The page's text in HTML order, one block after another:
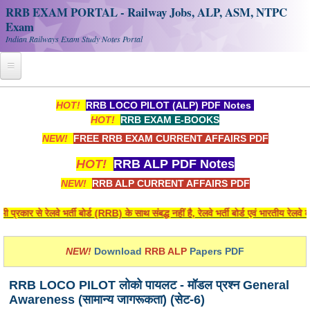
RRB EXAM PORTAL - Railway Jobs, ALP, ASM, NTPC
Exam
Indian Railways Exam Study Notes Portal
RRB Apply Online
Study Notes
RRB NTPC CBT PDF Notes
HOT! RRB LOCO PILOT (ALP) PDF Notes
HOT! RRB EXAM E-BOOKS
NEW! FREE RRB EXAM CURRENT AFFAIRS PDF
HOT! RRB ALP PDF Notes
NEW! RRB ALP CURRENT AFFAIRS PDF
से रेलवे भर्ती बोर्ड (RRB) के साथ संबद्ध नहीं है, रेलवे भर्ती बोर्ड एवं भारतीय रेलवे
NEW! Download RRB ALP Papers PDF
RRB LOCO PILOT लोको पायलट - मॉडल प्रश्न General
Awareness (सामान्य जागरूकता) (सेट-6)